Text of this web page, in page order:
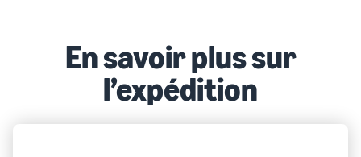
En savoir plus sur
l’expédition